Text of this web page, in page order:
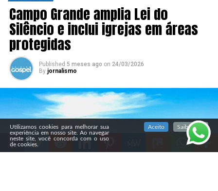
SIGA NOSSAS REDES SOCIAIS
Campo Grande amplia Lei do
Silêncio e inclui igrejas em áreas
protegidas
Published 5 meses ago on 24/03/2026
By jornalismo
Utilizamos cookies para melhorar sua
experiência em nosso site. Ao navegar
neste site, você concorda com o uso
de cookies.
Aceito Saiba mais